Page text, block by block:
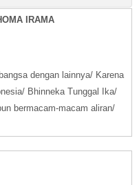
IRAMA
dengan lainnya/ Karena
Bhinneka Tunggal Ika/
bermacam-macam aliran/